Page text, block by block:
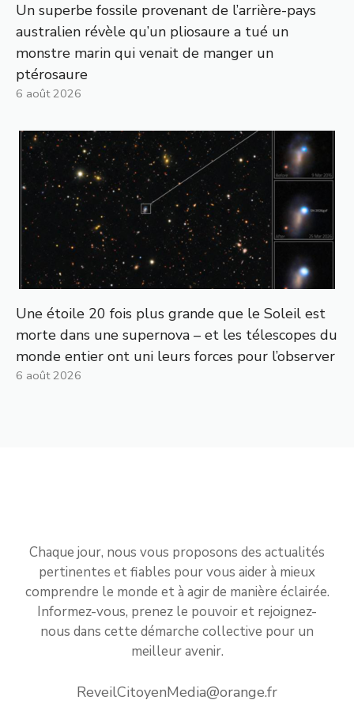
Un superbe fossile provenant de l’arrière-pays
australien révèle qu’un pliosaure a tué un
monstre marin qui venait de manger un
ptérosaure
6 août 2026
Une étoile 20 fois plus grande que le Soleil est
morte dans une supernova – et les télescopes du
monde entier ont uni leurs forces pour l’observer
6 août 2026
Chaque jour, nous vous proposons des actualités
pertinentes et fiables pour vous aider à mieux
comprendre le monde et à agir de manière éclairée.
Informez-vous, prenez le pouvoir et rejoignez-
nous dans cette démarche collective pour un
meilleur avenir.
ReveilCitoyenMedia@orange.fr